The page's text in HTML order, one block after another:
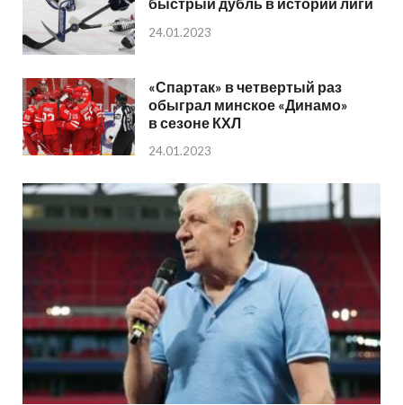
быстрый дубль в истории лиги
24.01.2023
«Спартак» в четвертый раз
обыграл минское «Динамо»
в сезоне КХЛ
24.01.2023